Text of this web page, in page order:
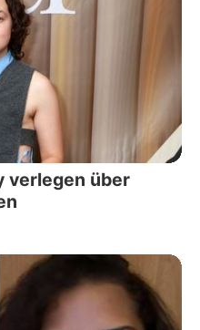
verlegen über